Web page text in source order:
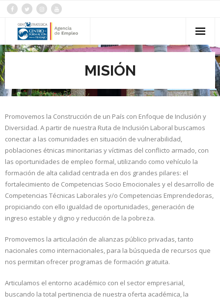
Inicio
Convenios
Academia
Servicio publico de empleo
MISIÓN
Promovemos la Construcción de un País con Enfoque de Inclusión y
Diversidad. A partir de nuestra Ruta de Inclusión Laboral buscamos
conectar a las comunidades en situación de vulnerabilidad,
poblaciones étnicas minoritarias y víctimas del conflicto armado, con
las oportunidades de empleo formal, utilizando como vehículo la
formación de alta calidad centrada en dos grandes pilares: el
fortalecimiento de Competencias Socio Emocionales y el desarrollo de
Competencias Técnicas Laborales y/o Competencias Emprendedoras,
propiciando con ello igualdad de oportunidades, generación de
ingreso estable y digno y reducción de la pobreza.
Promovemos la articulación de alianzas público privadas, tanto
nacionales como internacionales, para la búsqueda de recursos que
nos permitan ofrecer programas de formación gratuita.
Articulamos el entorno académico con el sector empresarial,
buscando la total pertinencia de nuestra oferta académica, la